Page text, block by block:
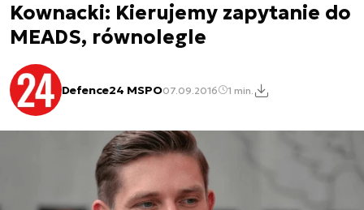
Kownacki: Kierujemy zapytanie do
MEADS, równolegle
Defence24 MSPO07.09.2016 1 min.